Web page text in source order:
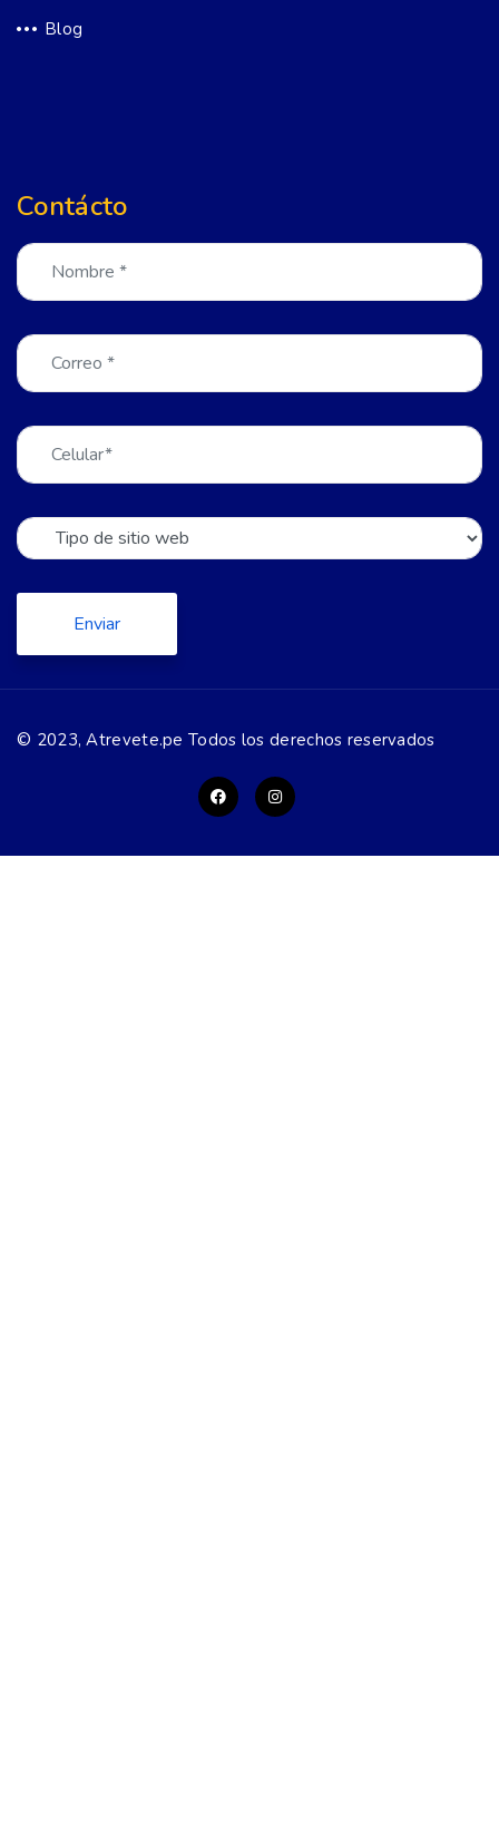
Blog
Contácto
© 2023, Atrevete.pe Todos los derechos reservados